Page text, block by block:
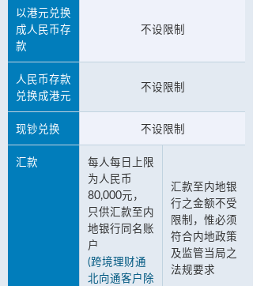
以港元兑换
成人民币存
款
不设限制
人民币存款
兑换成港元
不设限制
现钞兑换 不设限制
汇款
每人每日上限
为人民币
80,000元，
只供汇款至内
地银行同名账
户
(跨境理财通
北向通客户除
汇款至内地银
行之金额不受
限制，惟必须
符合内地政策
及监管当局之
法规要求